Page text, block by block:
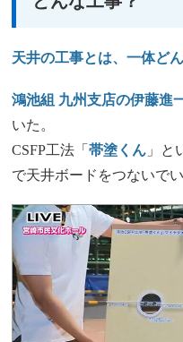
天井の工事とは、一体ど
鴻池組 九州支店の伊藤進
いた。
CSFP工法「帯塗くん 」と
で天井ボードをつないでい